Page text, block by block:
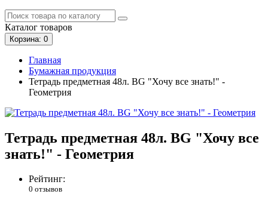
Каталог товаров
Корзина: 0
Главная
Бумажная продукция
Тетрадь предметная 48л. BG "Хочу все знать!" -
Геометрия
Тетрадь предметная 48л. BG "Хочу все
знать!" - Геометрия
Рейтинг:
0 отзывов